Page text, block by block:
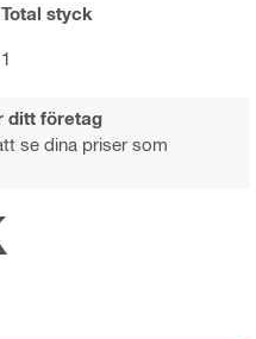
Total styck
1
ditt företag
se dina priser som